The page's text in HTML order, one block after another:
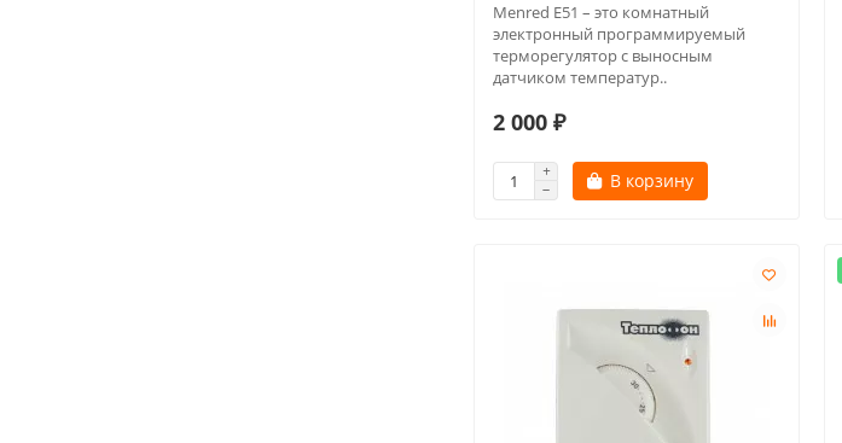
Menred E51 – это комнатный
электронный программируемый
терморегулятор с выносным
датчиком температур..
2 000 ₽
В корзину